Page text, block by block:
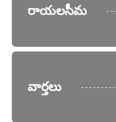
రాయలసీమ
వార్తలు